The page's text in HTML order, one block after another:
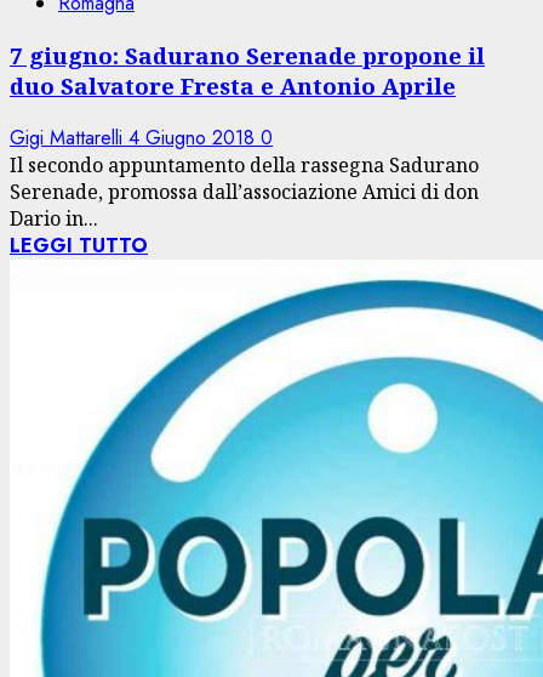
7 giugno: Sadurano Serenade propone il
duo Salvatore Fresta e Antonio Aprile
Gigi Mattarelli 4 Giugno 2018 0
Il secondo appuntamento della rassegna Sadurano
Serenade, promossa dall’associazione Amici di don
Dario in...
LEGGI TUTTO